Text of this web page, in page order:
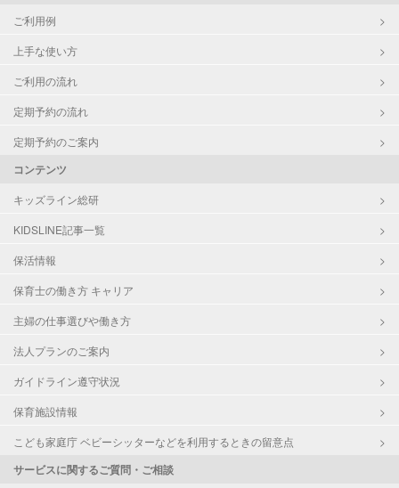
ご利用例
上手な使い方
ご利用の流れ
定期予約の流れ
定期予約のご案内
コンテンツ
キッズライン総研
KIDSLINE記事一覧
保活情報
保育士の働き方 キャリア
主婦の仕事選びや働き方
法人プランのご案内
ガイドライン遵守状況
保育施設情報
こども家庭庁 ベビーシッターなどを利用するときの留意点
サービスに関するご質問・ご相談